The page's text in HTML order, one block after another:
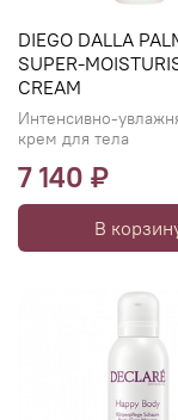
DIEGO DALLA
SUPER-
CREAM
Интенсивно-
крем для тела
7 140 ₽
В